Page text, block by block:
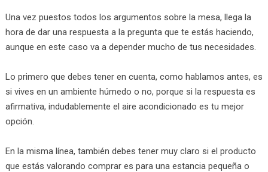
Una vez puestos todos los argumentos sobre la mesa, llega la
hora de dar una respuesta a la pregunta que te estás haciendo,
aunque en este caso va a depender mucho de tus necesidades.
Lo primero que debes tener en cuenta, como hablamos antes, es
si vives en un ambiente húmedo o no, porque si la respuesta es
afirmativa, indudablemente el aire acondicionado es tu mejor
opción.
En la misma línea, también debes tener muy claro si el producto
que estás valorando comprar es para una estancia pequeña o